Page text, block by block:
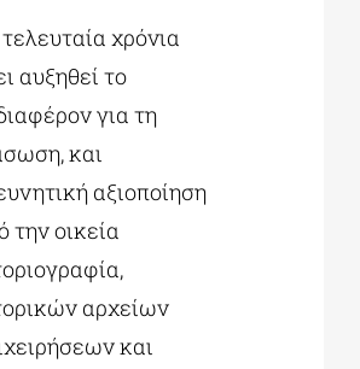
χρόνια
αυξηθεί το
για τη
και
αξιοποίηση
την οικεία
αρχείων
και